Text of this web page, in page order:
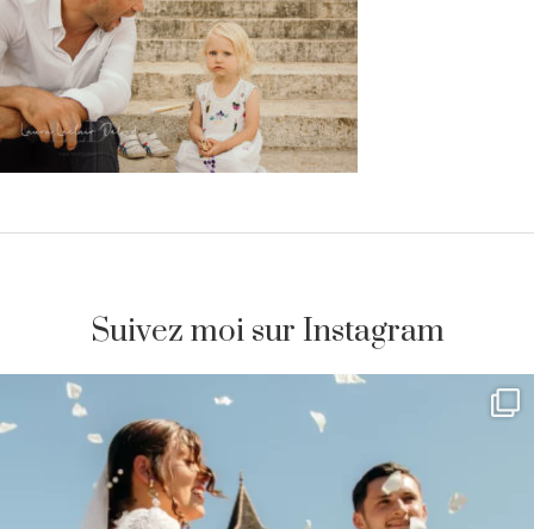
Suivez moi sur Instagram